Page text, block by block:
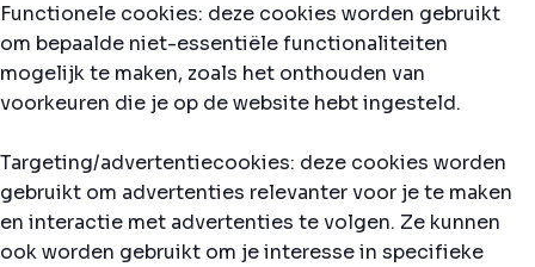
Functionele cookies: deze cookies worden gebruikt
om bepaalde niet-essentiële functionaliteiten
mogelijk te maken, zoals het onthouden van
voorkeuren die je op de website hebt ingesteld.
Targeting/advertentiecookies: deze cookies worden
gebruikt om advertenties relevanter voor je te maken
en interactie met advertenties te volgen. Ze kunnen
ook worden gebruikt om je interesse in specifieke